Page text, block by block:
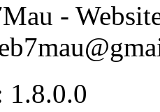
-
1.8.0.0